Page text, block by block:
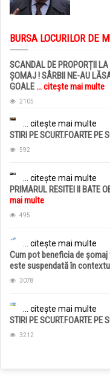
BURSA LOCURILOR DE
SCANDAL DE PROPORȚII
ȘOMAJ ! SÂRBII NE-AU
GOALE... citește mai multe
2105
... citește mai multe
STIRI PE SCURT.FOARTE PE
592
... citește mai multe
PRIMARUL RESITEI II BATE
mai multe
495
... citește mai multe
Cum pot beneficia de
este suspendată în
3078
... citește mai multe
STIRI PE SCURT.FOARTE PE
3212